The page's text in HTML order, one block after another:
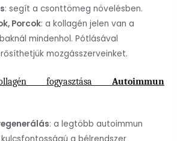
: segít a csonttömeg növelésben.
Porcok: a kollagén jelen van a
mindenhol. Pótlásával
mozgásszerveinket.
fogyasztása Autoimmun
: a legtöbb autoimmun